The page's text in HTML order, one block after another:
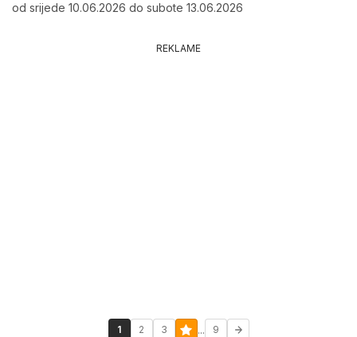
od srijede 10.06.2026 do subote 13.06.2026
REKLAME
1 2 3 ... 9